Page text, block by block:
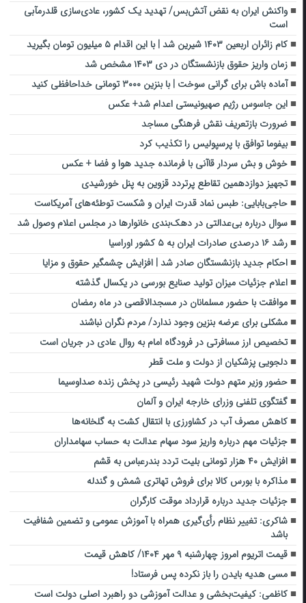
واکنش ایران به نقض آتش‌بس/ تهدید یک کشور، عادی‌سازی قلدرمآبی
است
کام زائران اربعین ۱۴۰۳ شیرین شد | با این اقدام ۵ میلیون تومان بگیرید
زمان واریز حقوق بازنشستگان در دی ۱۴۰۳ مشخص شد
آماده باش برای گرانی سوخت | با بنزین ۳۰۰۰ تومانی خداحافظی کنید
این جاسوس رژیم صهیونیستی اعدام شد+ عکس
ضرورت بازتعریف نقش فرهنگی مساجد
بیفوما توافق با پرسپولیس را تکذیب کرد
خوش و بش سردار قاآنی با فرمانده جدید هوا و فضا + عکس
تجهیز دوازدهمین تقاطع پرتردد قزوین به پنل خورشیدی
حاجی‌بابایی: طبس نماد قدرت ایران و شکست توطئه‌های آمریکاست
سوال درباره بی‌عدالتی در دهک‌بندی خانوارها در مجلس اعلام وصول شد
رشد ۱۶ درصدی صادرات ایران به ۵ کشور اوراسیا
احکام جدید بازنشستگان صادر شد | افزایش چشمگیر حقوق و مزایا
اعلام جزئیات میزان تولید صنایع بورسی در یکسال گذشته
موافقت با حضور مسلمانان در مسجدالاقصی در ماه رمضان
مشکلی برای عرضه بنزین وجود ندارد/ مردم نگران نباشند
تخصیص ارز مسافرتی در فرودگاه امام به روال عادی در جریان است
دلجویی پزشکیان از دولت و ملت قطر
حضور وزیر متهم دولت شهید رئیسی در پخش زنده صداوسیما
گفتگوی تلفنی وزرای خارجه ایران و آلمان
کاهش مصرف آب در کشاورزی با انتقال کشت به گلخانه‌ها
جزئیات مهم درباره واریز سود سهام عدالت به حساب سهامداران
افزایش ۴۰ هزار تومانی بلیت تردد بندرعباس به قشم
مذاکره با بورس کالا برای فروش تهاتری شمش و گندله
جزئیات جدید درباره قرارداد موقت کارگران
شاکری: تغییر نظام رأی‌گیری همراه با آموزش عمومی و تضمین شفافیت
باشد
قیمت اتریوم امروز چهارشنبه ۹ مهر ۱۴۰۴/ کاهش قیمت
مسی هدیه بایدن را باز نکرده پس فرستاد!
کاظمی: کیفیت‌بخشی و عدالت آموزشی دو راهبرد اصلی دولت است